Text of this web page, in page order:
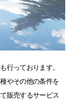
行っております。
やその他の条件を
販売するサービス